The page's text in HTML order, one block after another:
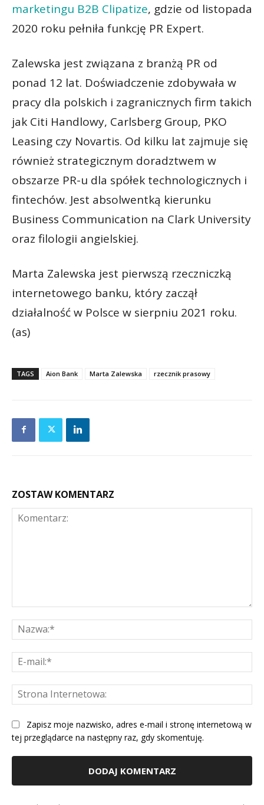
marketingu B2B Clipatize, gdzie od listopada
2020 roku pełniła funkcję PR Expert.
Zalewska jest związana z branżą PR od
ponad 12 lat. Doświadczenie zdobywała w
pracy dla polskich i zagranicznych firm takich
jak Citi Handlowy, Carlsberg Group, PKO
Leasing czy Novartis. Od kilku lat zajmuje się
również strategicznym doradztwem w
obszarze PR-u dla spółek technologicznych i
fintechów. Jest absolwentką kierunku
Business Communication na Clark University
oraz filologii angielskiej.
Marta Zalewska jest pierwszą rzeczniczką
internetowego banku, który zaczął
działalność w Polsce w sierpniu 2021 roku.
(as)
TAGS Aion Bank Marta Zalewska rzecznik prasowy
ZOSTAW KOMENTARZ
Zapisz moje nazwisko, adres e-mail i stronę internetową w
tej przeglądarce na następny raz, gdy skomentuję.